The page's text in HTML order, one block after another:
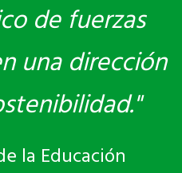
de fuerzas
una dirección
la Educación